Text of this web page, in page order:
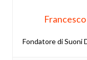
Fondatore di Suoni